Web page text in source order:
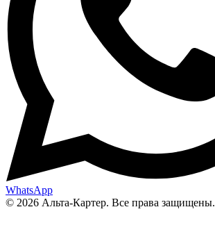
WhatsApp
© 2026 Альта-Картер. Все права защищены.